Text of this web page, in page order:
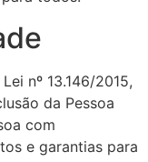
nº 13.146/2015,
da Pessoa
com
e garantias para